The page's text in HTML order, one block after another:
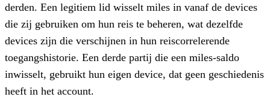
derden. Een legitiem lid wisselt miles in vanaf de devices
die zij gebruiken om hun reis te beheren, wat dezelfde
devices zijn die verschijnen in hun reiscorrelerende
toegangshistorie. Een derde partij die een miles-saldo
inwisselt, gebruikt hun eigen device, dat geen geschiedenis
heeft in het account.